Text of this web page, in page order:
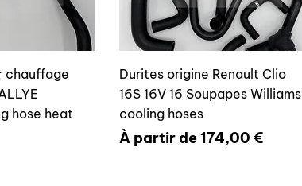
chauffage
hose heat
Durites origine Renault Clio
16S 16V 16 Soupapes Williams
cooling hoses
À partir de174,00 €
Prix promotionnel